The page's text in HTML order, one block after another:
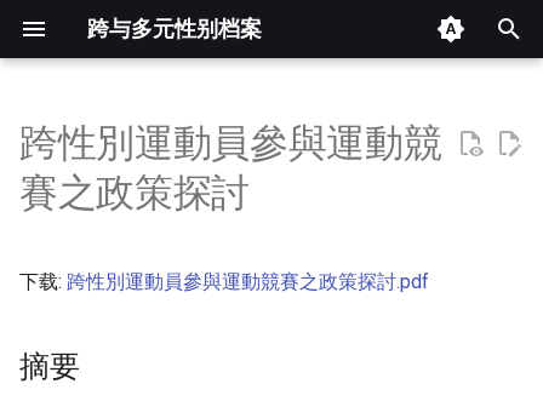
跨与多元性别档案
入
以
开
摘要
正文
跨性別運動員參與運動競
賽之政策探討
下载: 跨性別運動員參與運動競賽之政策探討.pdf
摘要